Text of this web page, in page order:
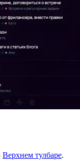
Верхнем тулбаре.